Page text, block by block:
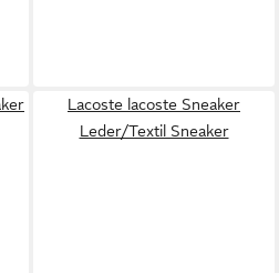
Lacoste lacoste Sneaker
Leder/Textil Sneaker